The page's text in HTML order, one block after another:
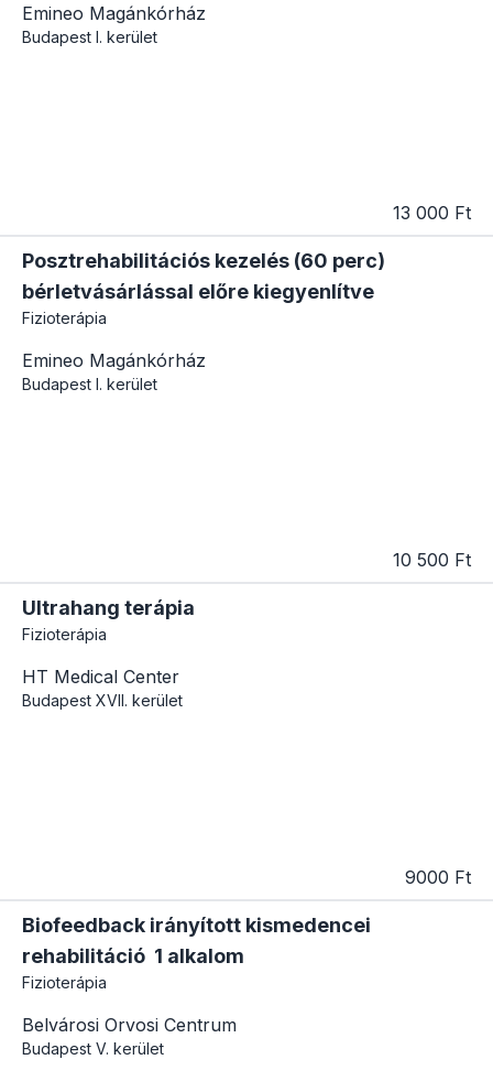
Emineo Magánkórház
Budapest I. kerület
13 000 Ft
Posztrehabilitációs kezelés (60 perc)
bérletvásárlással előre kiegyenlítve
Fizioterápia
Emineo Magánkórház
Budapest I. kerület
10 500 Ft
Ultrahang terápia
Fizioterápia
HT Medical Center
Budapest XVII. kerület
9000 Ft
Biofeedback irányított kismedencei
rehabilitáció 1 alkalom
Fizioterápia
Belvárosi Orvosi Centrum
Budapest V. kerület